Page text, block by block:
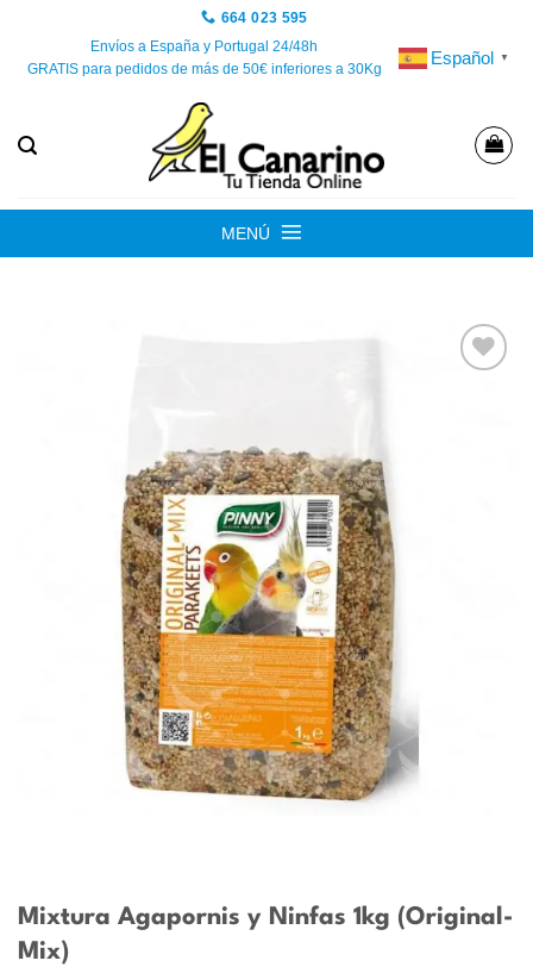
contenido
664 023 595
Envíos a España y Portugal 24/48h
GRATIS para pedidos de más de 50€ inferiores a 30Kg
Español ▼
MENÚ
Mixtura Agapornis y Ninfas 1kg (Original-
Mix)